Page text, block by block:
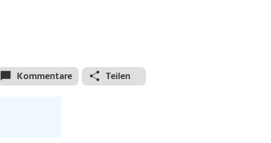
Kommentare Teilen